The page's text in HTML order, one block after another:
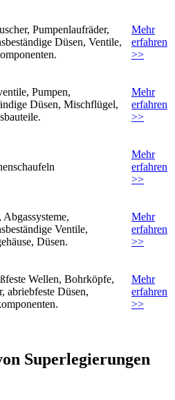
Pumpenlaufräder,
Düsen, Ventile,
Mehr
erfahren
>>
Pumpen,
Düsen, Mischflügel,
Mehr
erfahren
>>
Mehr
erfahren
>>
Abgassysteme,
Ventile,
Düsen.
Mehr
erfahren
>>
Wellen, Bohrköpfe,
abriebfeste Düsen,
Mehr
erfahren
>>
Superlegierungen